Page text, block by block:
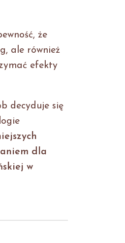
że
ale również
efekty
decyduje się
dla
w